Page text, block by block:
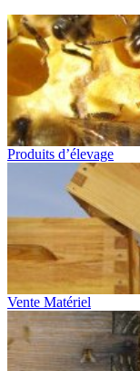
Produits d’élevage
Vente Matériel